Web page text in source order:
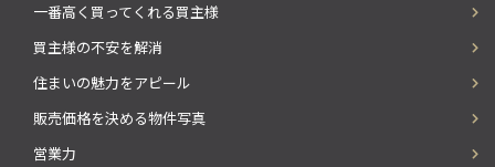
一番高く買ってくれる買主様
買主様の不安を解消
住まいの魅力をアピール
販売価格を決める物件写真
営業力